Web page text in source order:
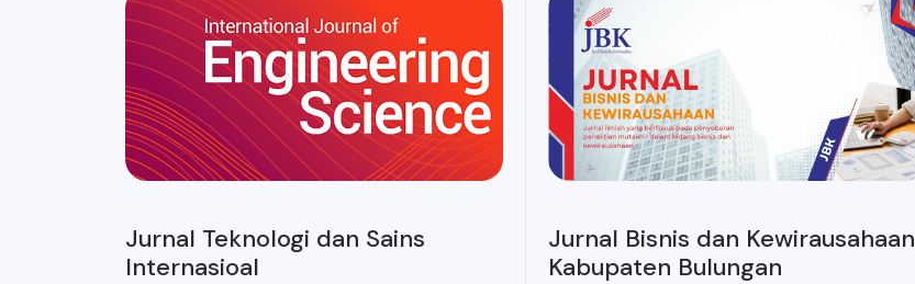
Jurnal Teknologi dan Sains
Internasioal
Jurnal Bisnis dan Kewirausahaan
Kabupaten Bulungan